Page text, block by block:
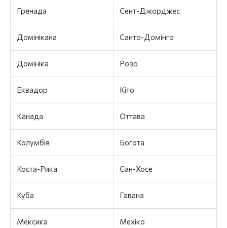
Гренада Сент-Джорджес
Домінікана Санто-Домінго
Домініка Розо
Еквадор Кіто
Канада Оттава
Колумбія Богота
Коста-Рика Сан-Хосе
Куба Гавана
Мексика Мехіко